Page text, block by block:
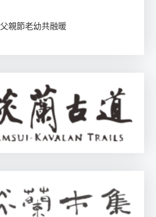
親節老幼共融暖